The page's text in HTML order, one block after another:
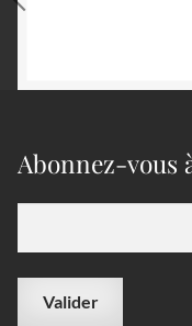
Abonnez-vous